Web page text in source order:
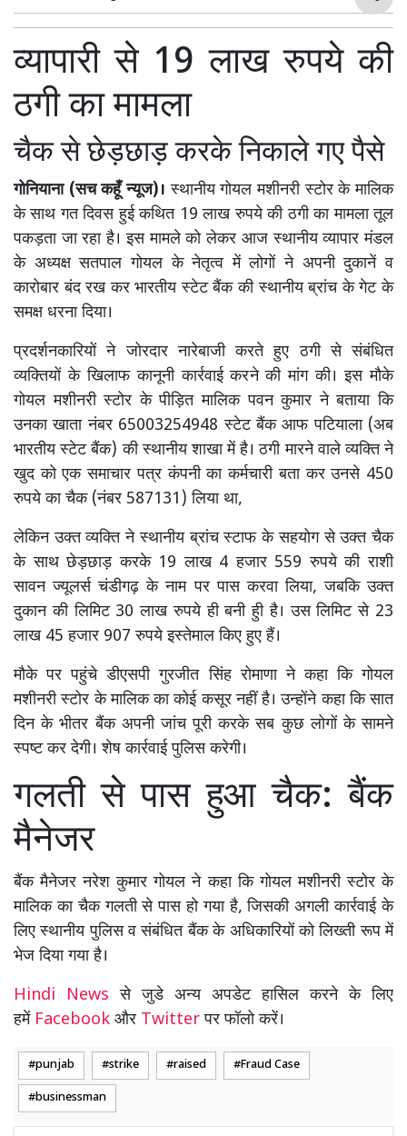
व्यापारी से 19 लाख रुपये की
ठगी का मामला
चैक से छेड़छाड़ करके निकाले गए पैसे
गोनियाना (सच कहूँ न्यूज)। स्थानीय गोयल मशीनरी स्टोर के मालिक
के साथ गत दिवस हुई कथित 19 लाख रुपये की ठगी का मामला तूल
पकड़ता जा रहा है। इस मामले को लेकर आज स्थानीय व्यापार मंडल
के अध्यक्ष सतपाल गोयल के नेतृत्व में लोगों ने अपनी दुकानें व
कारोबार बंद रख कर भारतीय स्टेट बैंक की स्थानीय ब्रांच के गेट के
समक्ष धरना दिया।
प्रदर्शनकारियों ने जोरदार नारेबाजी करते हुए ठगी से संबंधित
व्यक्तियों के खिलाफ कानूनी कार्रवाई करने की मांग की। इस मौके
गोयल मशीनरी स्टोर के पीड़ित मालिक पवन कुमार ने बताया कि
उनका खाता नंबर 65003254948 स्टेट बैंक आफ पटियाला (अब
भारतीय स्टेट बैंक) की स्थानीय शाखा में है। ठगी मारने वाले व्यक्ति ने
खुद को एक समाचार पत्र कंपनी का कर्मचारी बता कर उनसे 450
रुपये का चैक (नंबर 587131) लिया था,
लेकिन उक्त व्यक्ति ने स्थानीय ब्रांच स्टाफ के सहयोग से उक्त चैक
के साथ छेड़छाड़ करके 19 लाख 4 हजार 559 रुपये की राशी
सावन ज्यूलर्स चंडीगढ़ के नाम पर पास करवा लिया, जबकि उक्त
दुकान की लिमिट 30 लाख रुपये ही बनी हुी है। उस लिमिट से 23
लाख 45 हजार 907 रुपये इस्तेमाल किए हुए हैं।
मौके पर पहुंचे डीएसपी गुरजीत सिंह रोमाणा ने कहा कि गोयल
मशीनरी स्टोर के मालिक का कोई कसूर नहीं है। उन्होंने कहा कि सात
दिन के भीतर बैंक अपनी जांच पूरी करके सब कुछ लोगों के सामने
स्पष्ट कर देगी। शेष कार्रवाई पुलिस करेगी।
गलती से पास हुआ चैक: बैंक
मैनेजर
बैंक मैनेजर नरेश कुमार गोयल ने कहा कि गोयल मशीनरी स्टोर के
मालिक का चैक गलती से पास हो गया है, जिसकी अगली कार्रवाई के
लिए स्थानीय पुलिस व संबंधित बैंक के अधिकारियों को लिख्ती रूप में
भेज दिया गया है।
Hindi Newsसे जुडे अन्य अपडेट हासिल करने के लिए
हमें Facebook और Twitterपर फॉलो करें।
punjab strike raised Fraud Case
businessman